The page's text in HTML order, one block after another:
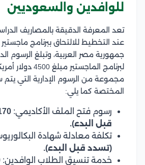
للوافدين والسعوديين
تعد المعرفة الدقيقة بالمصاريف
عند التخطيط للالتحاق ببرنامج
جمهورية مصر العربية، وتبلغ الرسوم
لبرنامج الماجستير
مجموعة من الرسوم الإدارية التي يتم
المختصة كما يلي:
رسوم فتح الملف الأكاديمي:
قبل البدء).
تكلفة معادلة شهادة
(تسدد قبل البدء).
خدمة تنسيق الطلاب الوافدين: